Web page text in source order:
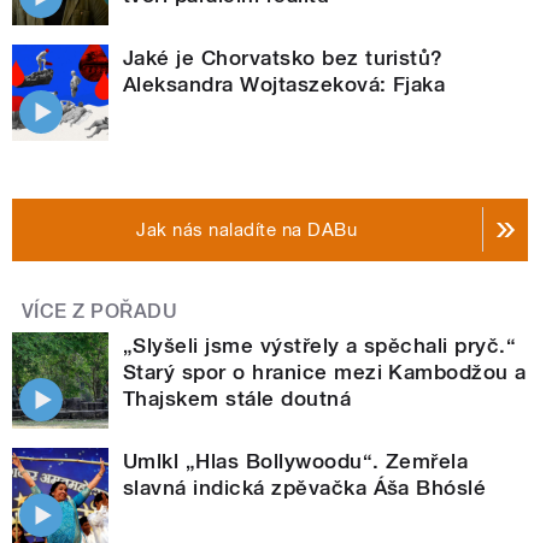
Jaké je Chorvatsko bez turistů?
Aleksandra Wojtaszeková: Fjaka
Jak nás naladíte na DABu
VÍCE Z POŘADU
„Slyšeli jsme výstřely a spěchali pryč.“
Starý spor o hranice mezi Kambodžou a
Thajskem stále doutná
Umlkl „Hlas Bollywoodu“. Zemřela
slavná indická zpěvačka Áša Bhóslé